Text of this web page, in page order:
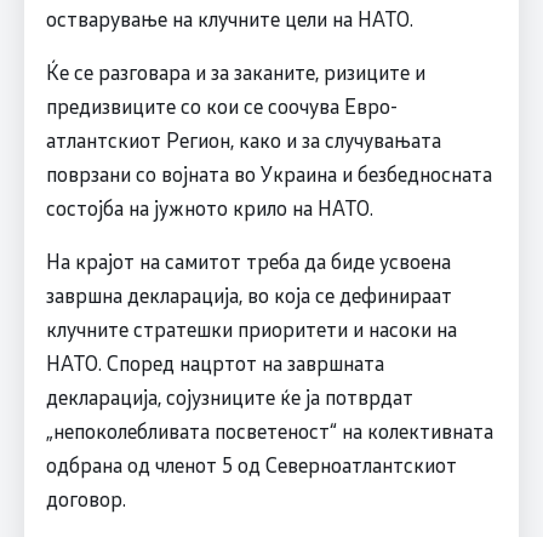
остварување на клучните цели на НАТО.
Ќе се разговара и за заканите, ризиците и
предизвиците со кои се соочува Евро-
атлантскиот Регион, како и за случувањата
поврзани со војната во Украина и безбедносната
состојба на јужното крило на НАТО.
На крајот на самитот треба да биде усвоена
завршна декларација, во која се дефинираат
клучните стратешки приоритети и насоки на
НАТО. Според нацртот на завршната
декларација, сојузниците ќе ја потврдат
„непоколебливата посветеност“ на колективната
одбрана од членот 5 од Северноатлантскиот
договор.